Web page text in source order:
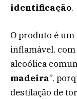
identificação.
O produto é
inflamável,
alcoólica
madeira”,
destilação de